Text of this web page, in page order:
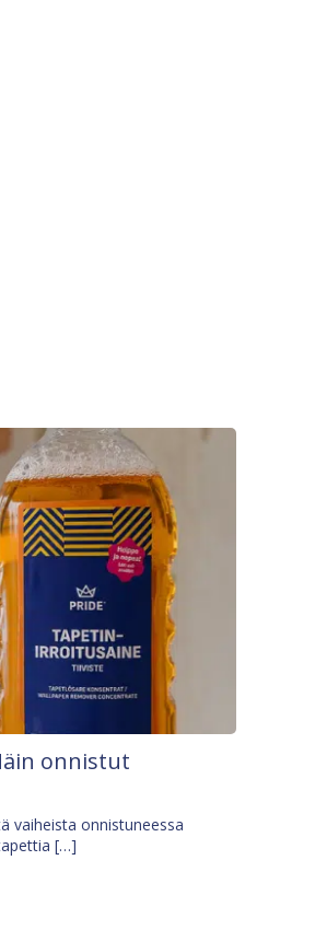
onnistut
vaiheista onnistuneessa
[…]